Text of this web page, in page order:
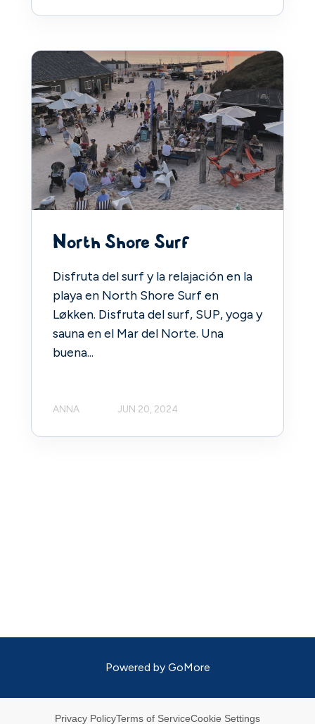
North Shore Surf
Disfruta del surf y la relajación en la
playa en North Shore Surf en
Løkken. Disfruta del surf, SUP, yoga y
sauna en el Mar del Norte. Una
buena...
ANNA JUN 20, 2024
Powered by GoMore
Privacy PolicyTerms of ServiceCookie Settings